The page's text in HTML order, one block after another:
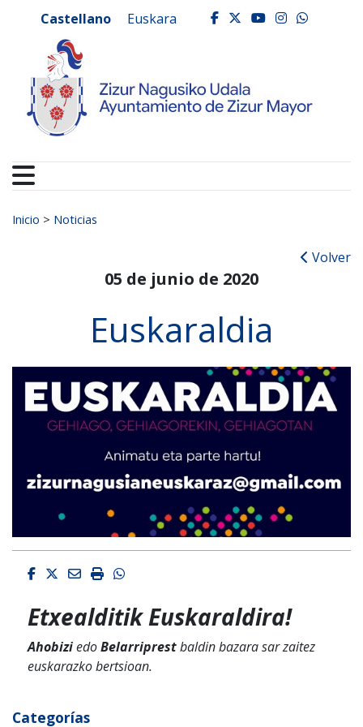
Ayuntamiento de
Castellano Euskara facebook
twitter
youtube
Buscar:
Inicio > Noticias
Volver
05 de junio de 2020
Euskaraldia
Facebook
Twitter
EmailImprimirWhatsapp
Etxealditik Euskaraldira!
AhobiziedoBelarriprestbaldin bazara sar zaitez
euskarazko bertsioan.
Categorías